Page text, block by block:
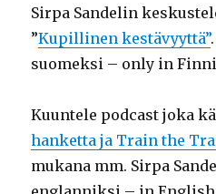
Sirpa Sandelin
”Kupillinen kestävyyttä”
suomeksi – only in
Kuuntele podcast joka
hanketta ja Train the
mukana mm. Sirpa